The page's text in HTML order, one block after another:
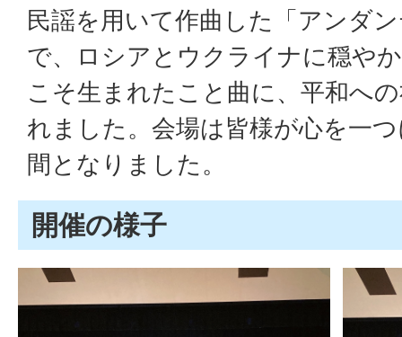
民謡を用いて作曲した「アンダ
で、ロシアとウクライナに穏や
こそ生まれたこと曲に、平和へ
れました。会場は皆様が心を一
間となりました。
開催の様子